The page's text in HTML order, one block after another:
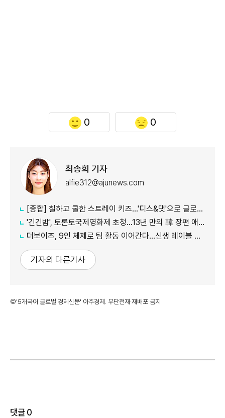
0 0
최송희 기자
alfie312@ajunews.com
[종합] 칠하고 쿨한 스트레이 키즈…'디스&댓'으로 글로벌 질주
'긴긴밤', 토론토국제영화제 초청…13년 만의 韓 장편 애니
더보이즈, 9인 체제로 팀 활동 이어간다…신생 레이블 계약 완료
기자의 다른기사
©'5개국어 글로벌 경제신문' 아주경제. 무단전재·재배포 금지
댓글0